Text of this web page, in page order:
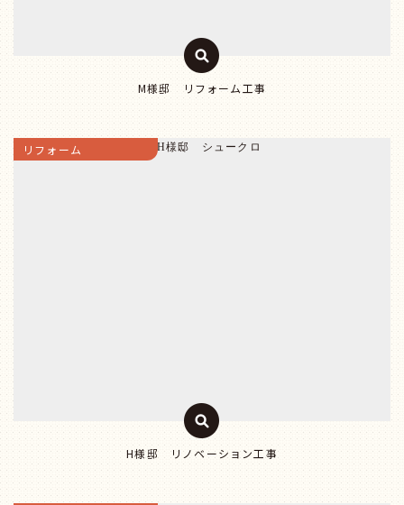
M様邸 リフォーム工事
リフォーム
H様邸 リノベーション工事